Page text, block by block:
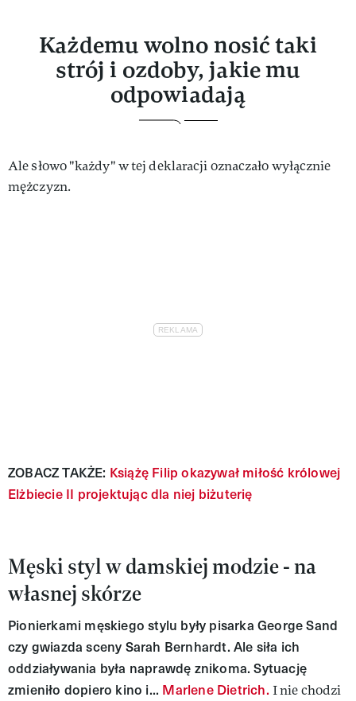
Każdemu wolno nosić taki
strój i ozdoby, jakie mu
odpowiadają
Ale słowo "każdy" w tej deklaracji oznaczało wyłącznie
mężczyzn.
ZOBACZ TAKŻE: Książę Filip okazywał miłość królowej
Elżbiecie II projektując dla niej biżuterię
Męski styl w damskiej modzie - na
własnej skórze
Pionierkami męskiego stylu były pisarka George Sand
czy gwiazda sceny Sarah Bernhardt. Ale siła ich
oddziaływania była naprawdę znikoma. Sytuację
zmieniło dopiero kino i... Marlene Dietrich. I nie chodzi